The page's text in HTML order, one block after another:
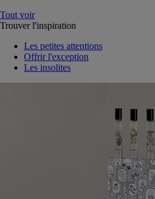
Tout voir
Trouver l'inspiration
Les petites attentions
Offrir l'exception
Les insolites